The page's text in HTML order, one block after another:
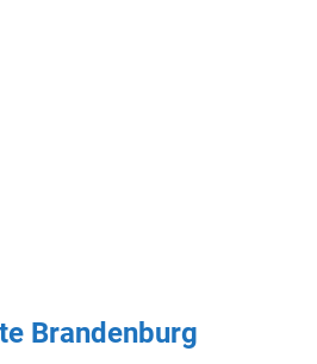
Brandenburg